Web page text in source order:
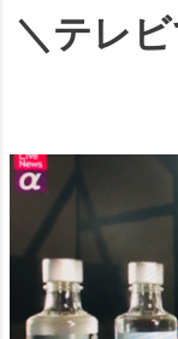
＼テレ